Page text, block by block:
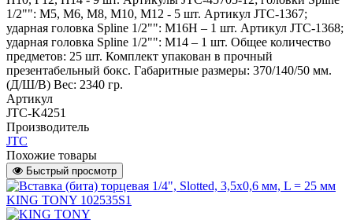
1/2"": М5, М6, М8, М10, М12 - 5 шт. Артикул JTC-1367;
ударная головка Spline 1/2"": М16Н – 1 шт. Артикул JTC-1368;
ударная головка Spline 1/2"": М14 – 1 шт. Общее количество
предметов: 25 шт. Комплект упакован в прочный
презентабельный бокс. Габаритные размеры: 370/140/50 мм.
(Д/Ш/В) Вес: 2340 гр.
Артикул
JTC-K4251
Производитель
JTC
Похожие товары
Быстрый просмотр